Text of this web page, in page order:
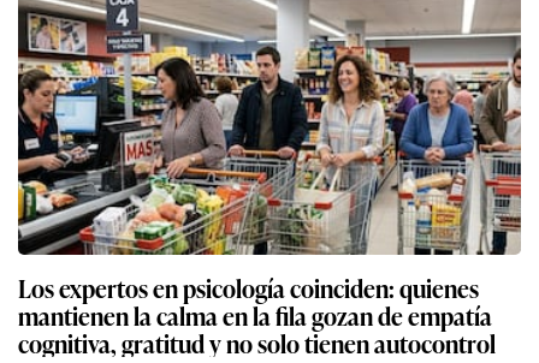
Los expertos en psicología coinciden: quienes
mantienen la calma en la fila gozan de empatía
cognitiva, gratitud y no solo tienen autocontrol